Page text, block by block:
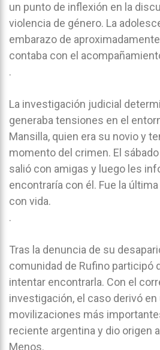
un punto de inflexión en la
violencia de género. La
embarazo de
contaba con el
.
La investigación judicial
generaba tensiones en el
Mansilla, quien era su novio y
momento del crimen. El
salió con amigas y luego les
encontraría con él. Fue la
con vida.
.
Tras la denuncia de su
comunidad de Rufino participó
intentar encontrarla. Con el
investigación, el caso derivó en
movilizaciones más
reciente argentina y dio origen
Menos.